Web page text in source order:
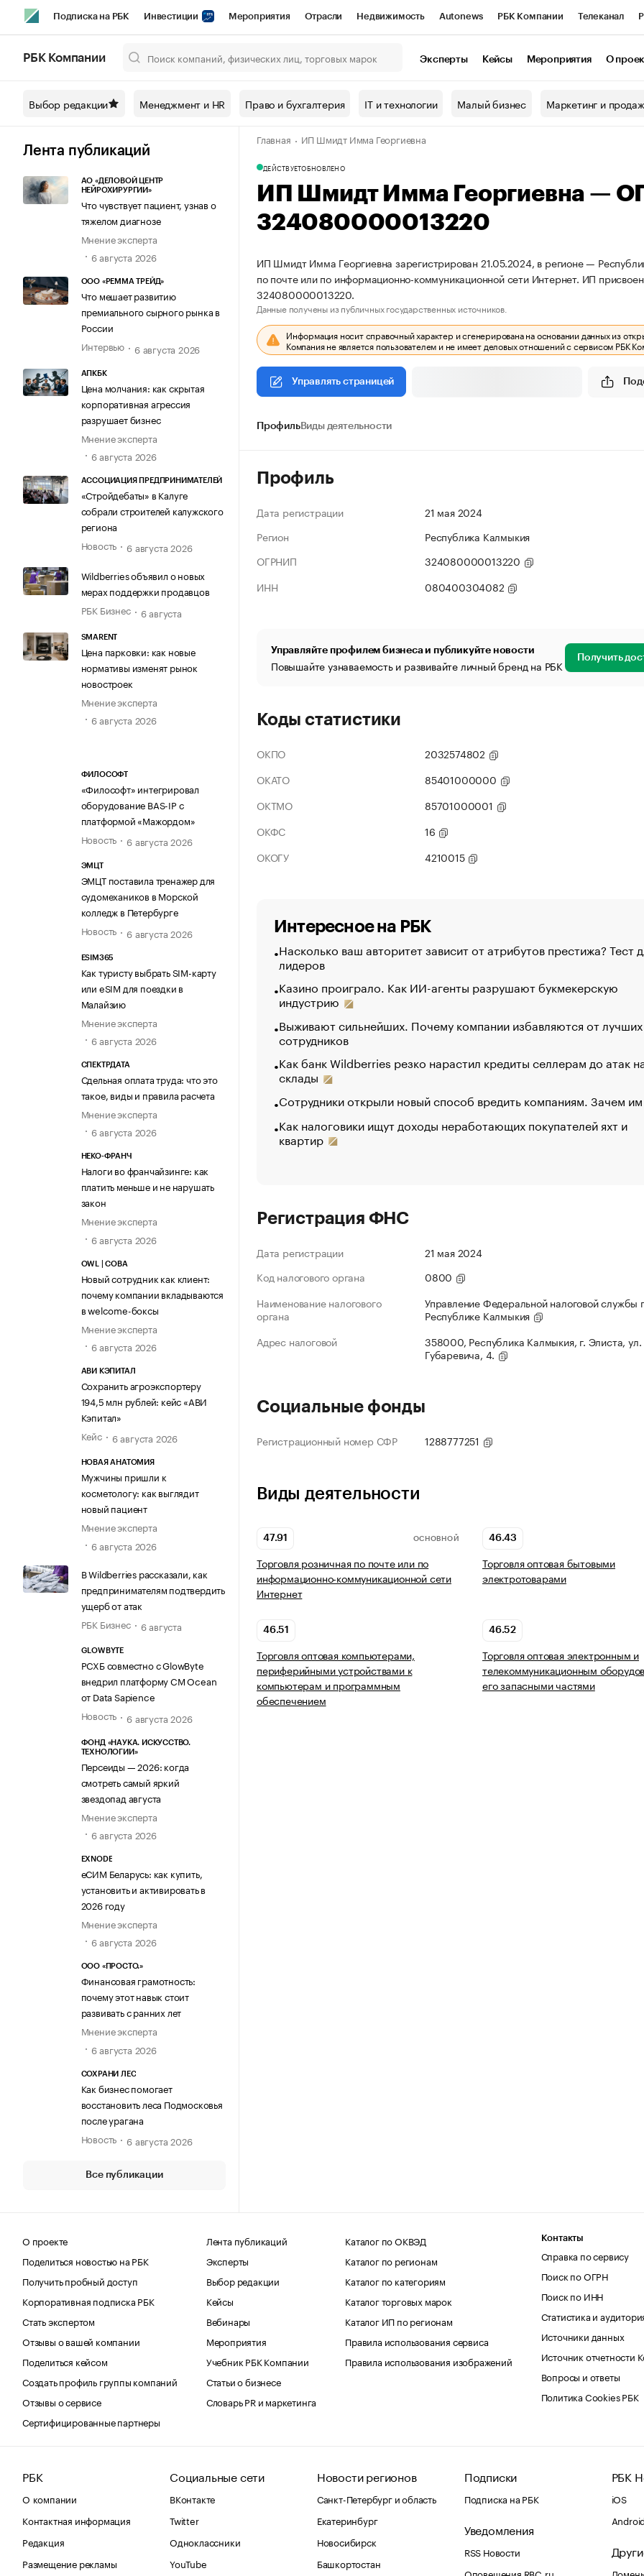
Подписка на РБК Инвестиции Мероприятия Отрасли Недвижимость Autonews РБК Компании Телеканал
Спецпроекты СПб Конференции СПб Спецпроекты Проверка контрагентов
Технологии и медиа Рынок наличной валюты
РБК Компании Эксперты Кейсы Мероприятия О
Выбор редакции Менеджмент и HR Право и бухгалтерия IT и технологии Малый бизнес Маркетинг и
Лента публикаций
АО «ДЕЛОВОЙ ЦЕНТР
НЕЙРОХИРУРГИИ»
Что чувствует пациент, узнав о
тяжелом диагнозе
Мнение эксперта
6 августа 2026
ООО «РЕММА ТРЕЙД»
Что мешает развитию
премиального сырного рынка в
России
Интервью
6 августа 2026
АПКБК
Цена молчания: как скрытая
корпоративная агрессия
разрушает бизнес
Мнение эксперта
6 августа 2026
АССОЦИАЦИЯ ПРЕДПРИНИМАТЕЛЕЙ
«Стройдебаты» в Калуге
собрали строителей калужского
региона
Новость
6 августа 2026
Wildberries объявил о новых
мерах поддержки продавцов
РБК Бизнес
6 августа
SMARENT
Цена парковки: как новые
нормативы изменят рынок
новостроек
Мнение эксперта
6 августа 2026
ФИЛОСОФТ
«Философт» интегрировал
оборудование BAS-IP с
платформой «Мажордом»
Новость
6 августа 2026
ЭМЦТ
ЭМЦТ поставила тренажер для
судомехаников в Морской
колледж в Петербурге
Новость
6 августа 2026
ESIM365
Как туристу выбрать SIM-карту
или eSIM для поездки в
Малайзию
Мнение эксперта
6 августа 2026
СПЕКТРДАТА
Сдельная оплата труда: что это
такое, виды и правила расчета
Мнение эксперта
6 августа 2026
НЕКО-ФРАНЧ
Налоги во франчайзинге: как
платить меньше и не нарушать
закон
Мнение эксперта
6 августа 2026
OWL | СОВА
Новый сотрудник как клиент:
почему компании вкладываются
в welcome-боксы
Мнение эксперта
6 августа 2026
АВИ КЭПИТАЛ
Сохранить агроэкспортеру
194,5 млн рублей: кейс «АВИ
Кэпитал»
Кейс
6 августа 2026
НОВАЯ АНАТОМИЯ
Мужчины пришли к
косметологу: как выглядит
новый пациент
Мнение эксперта
6 августа 2026
В Wildberries рассказали, как
предпринимателям подтвердить
ущерб от атак
РБК Бизнес
6 августа
GLOWBYTE
РСХБ совместно с GlowByte
внедрил платформу CM Ocean
от Data Sapience
Новость
6 августа 2026
ФОНД «НАУКА. ИСКУССТВО.
ТЕХНОЛОГИИ»
Персеиды — 2026: когда
смотреть самый яркий
звездопад августа
Мнение эксперта
6 августа 2026
EXNODE
еСИМ Беларусь: как купить,
установить и активировать в
2026 году
Мнение эксперта
6 августа 2026
ООО «ПРОСТО.»
Финансовая грамотность:
почему этот навык стоит
развивать с ранних лет
Мнение эксперта
6 августа 2026
СОХРАНИ ЛЕС
Как бизнес помогает
восстановить леса Подмосковья
после урагана
Новость
6 августа 2026
Все публикации
Главная ИП Шмидт Имма Георгиевна
ДЕЙСТВУЕТОБНОВЛЕНО
ИП Шмидт Имма Георгиевна —
324080000013220
ИП Шмидт Имма Георгиевна зарегистрирован 21.05.2024, в регионе —
по почте или по информационно-коммуникационной сети Интернет. ИП
324080000013220.
Данные получены из публичных государственных источников.
Информация носит справочный характер и сгенерирована на основании данных из
Компания не является пользователем и не имеет деловых отношений с сервисом РБК
Управлять страницей
ПрофильВиды деятельности
Профиль
Дата регистрации
21 мая 2024
Регион
Республика Калмыкия
ОГРНИП
324080000013220
ИНН
080400304082
Управляйте профилем бизнеса и публикуйте новости
Повышайте узнаваемость и развивайте личный бренд на РБК Получить
Коды статистики
ОКПО
2032574802
ОКАТО
85401000000
ОКТМО
85701000001
ОКФС
16
ОКОГУ
4210015
Интересное на РБК
Насколько ваш авторитет зависит от атрибутов престижа? Тест
лидеров
Казино проиграло. Как ИИ-агенты разрушают букмекерскую
индустрию
Выживают сильнейших. Почему компании избавляются от лучших
сотрудников
Как банк Wildberries резко нарастил кредиты селлерам до атак
склады
Сотрудники открыли новый способ вредить компаниям. Зачем
Как налоговики ищут доходы неработающих покупателей яхт и
квартир
Регистрация ФНС
Дата регистрации
21 мая 2024
Код налогового органа
0800
Наименование налогового
органа
Управление Федеральной налоговой службы
Республике Калмыкия
Адрес налоговой
358000, Республика Калмыкия, г. Элиста, ул.
Губаревича, 4.
Социальные фонды
Регистрационный номер СФР 1288777251
Виды деятельности
47.91 ОСНОВНОЙ
Торговля розничная по почте или по
информационно-коммуникационной сети
Интернет
46.43
Торговля оптовая бытовыми
электротоварами
46.51
Торговля оптовая компьютерами,
периферийными устройствами к
компьютерам и программным
обеспечением
46.52
Торговля оптовая электронным и
телекоммуникационным
его запасными частями
О проекте
Поделиться новостью на РБК
Получить пробный доступ
Корпоративная подписка РБК
Стать экспертом
Отзывы о вашей компании
Поделиться кейсом
Создать профиль группы компаний
Отзывы о сервисе
Сертифицированные партнеры
Лента публикаций
Эксперты
Выбор редакции
Кейсы
Вебинары
Мероприятия
Учебник РБК Компании
Статьи о бизнесе
Словарь PR и маркетинга
Каталог по ОКВЭД
Каталог по регионам
Каталог по категориям
Каталог торговых марок
Каталог ИП по регионам
Правила использования сервиса
Правила использования изображений
Контакты
Справка по сервису
Поиск по ОГРН
Поиск по ИНН
Статистика и
Источники данных
Источник отчетности
Вопросы и ответы
Политика Cookies РБК
РБК
О компании
Контактная информация
Редакция
Размещение рекламы
Социальные сети
ВКонтакте
Twitter
Одноклассники
YouTube
Новости регионов
Санкт-Петербург и область
Екатеринбург
Новосибирск
Башкортостан
Подписки
Подписка на РБК
Уведомления
RSS Новости
Оповещения RBC.ru
РБК
iOS